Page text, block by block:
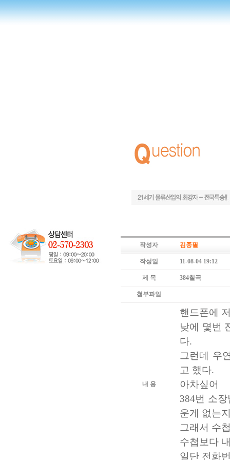
작성자 김종필
작성일 11-08-04 19:12
제 목 384칠곡
첨부파일
내 용
핸드폰에
낮에 몇번
다.
그런데 우
고 했다.
아차싶어
384번 소
운게 없는
그래서 수
수첩보다
일단 전화